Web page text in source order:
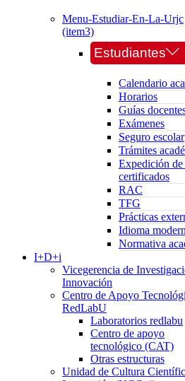
Menu-Estudiar-En-La-Urjc
(item3)
Estudiantes
Calendario
Horarios
Guías
Exámenes
Seguro escolar
Trámites
Expedición
certificados
RAC
TFG
Prácticas
Idioma
Normativa
I+D+i
Vicegerencia de
Innovación
Centro de Apoyo
RedLabU
Laboratorios redlabu
Centro de apoyo
tecnológico (CAT)
Otras estructuras
Unidad de Cultura